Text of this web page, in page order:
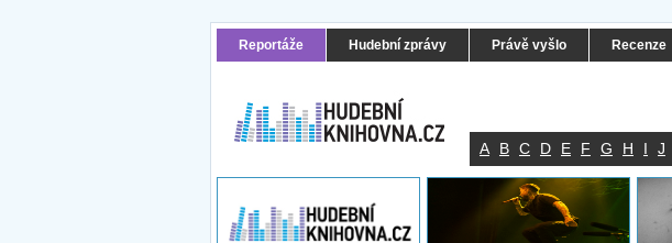
Reportáže Hudební zprávy Právě vyšlo Recenze
A B C D E F G H I J